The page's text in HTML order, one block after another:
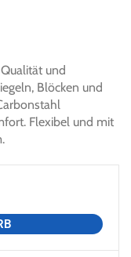
und
Blöcken und
Flexibel und mit